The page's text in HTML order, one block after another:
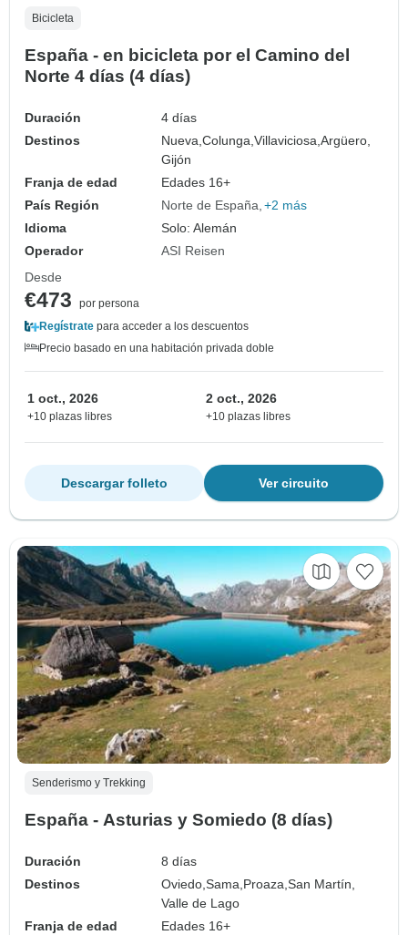
Bicicleta
España - en bicicleta por el Camino del
Norte 4 días (4 días)
Duración
4 días
Destinos
Nueva,Colunga,Villaviciosa,Argüero,
Gijón
Franja de edad
Edades 16+
País Región
Norte de España +2 más
Idioma
Solo: Alemán
Operador
ASI Reisen
Desde
€473
por persona
Regístrate para acceder a los descuentos
Precio basado en una habitación privada doble
1 oct., 2026
+10 plazas libres
2 oct., 2026
+10 plazas libres
Ver circuito
Descargar folleto
Senderismo y Trekking
España - Asturias y Somiedo (8 días)
Duración
8 días
Destinos
Oviedo,Sama, Proaza,San Martín,
Valle de Lago
Franja de edad
Edades 16+